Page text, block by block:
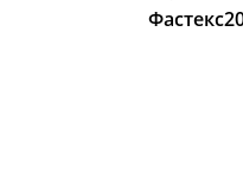
Фастекс